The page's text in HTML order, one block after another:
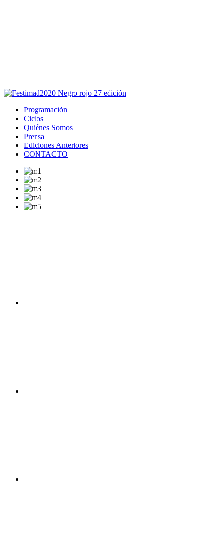
Programación
Ciclos
Quiénes Somos
Prensa
Ediciones Anteriores
CONTACTO